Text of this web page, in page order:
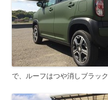
で、ルーフはつや消しブラック